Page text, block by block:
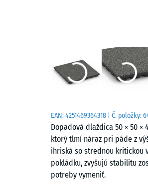
EAN:4251469364318 | Č. položky:
Dopadová dlaždica 50 × 50
ktorý tlmí náraz pri páde z
ihriská so strednou kritickou
pokládku, zvyšujú stabilitu
potreby vymeniť.